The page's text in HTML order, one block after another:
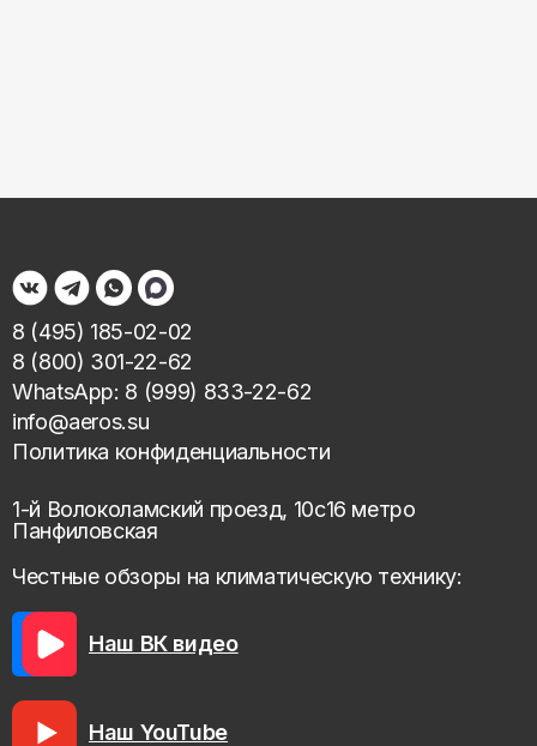
8 (495) 185-02-02
8 (800) 301-22-62
WhatsApp: 8 (999) 833-22-62
info@aeros.su
Политика конфиденциальности
1-й Волоколамский проезд, 10с16 метро
Панфиловская
Честные обзоры на климатическую технику:
Наш ВК видео
Наш YouTube